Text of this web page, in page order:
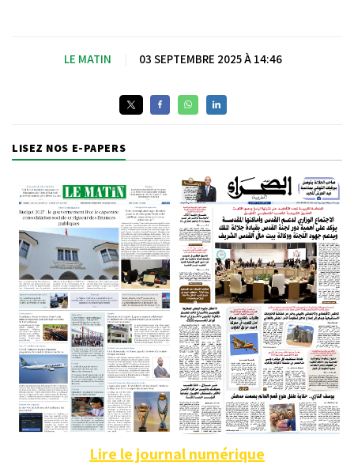
LE MATIN 03 SEPTEMBRE 2025 À 14:46
LISEZ NOS E-PAPERS
Lire le journal numérique